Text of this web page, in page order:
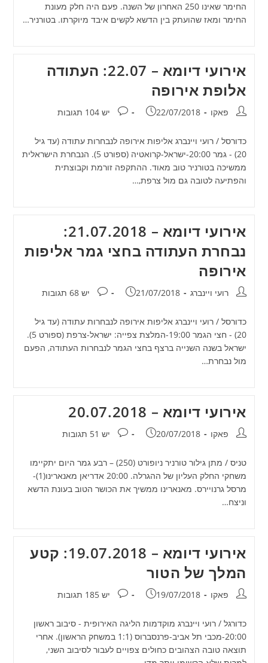
החימר שאינו 250 האחרון של השנה. פעם היה חלק מעונת
החימר ומאז שהועתק בין הדשא לקשים איבד מיוקרתו. בטורניר…
אירועי דיומא – 22.07: העתודה
אלופת אירופה
מחבר:פאקו פורסם:
22/07/2018 תגובות:
יש 104 תגובות
כדורסל / רועי ויינברג אליפות אירופה לנבחרות עתודה (עד גיל
20) - גמר 20:00-ישראל-קרואטיה (ספורט 5). הנבחרת הישראלית
ממשיכה בטורניר טוב מאוד. ההתקפה זורמת וקבוצתית
והפתיעה לטובה גם מול צרפת,…
אירועי דיומא – 21.07.2018:
נבחרת העתודה בחצי גמר אליפות
אירופה
מחבר:רועי ויינברג פורסם:
21/07/2018 תגובות:
יש 68 תגובות
כדורסל / רועי ויינברג אליפות אירופה לנבחרות עתודה (עד גיל
20) - חצי הגמר 19:00-המלצת צפייה: ישראל-צרפת (ספורט 5).
ישראל בשנה השנייה ברצף בחצי הגמר לנבחרות העתודה, הפעם
מול נבחרת…
אירועי דיומא – 20.07.2018
מחבר:פאקו פורסם:
20/07/2018 תגובות:
יש 51 תגובות
טניס / מתן גילור טורניר ניופורט (250) – רבע גמר היום יתקיימו
משחקי החלק העליון של ההגרלה. 20:00 אדריאן מאנארינו(1)-
מרסל גרנויירס. מאנארינו ממשיך את הכושר הטוב בעונת הדשא
וניצח…
אירועי דיומא – 19.07.2018: קטע
המלך של הטור
מחבר:פאקו פורסם:
19/07/2018 תגובות:
יש 185 תגובות
כדורגל / רועי ויינברג מוקדמות הליגה האירופית - סיבוב ראשון
20:00-מכבי תל אביב-פרנסברוס (1:1 במשחק הראשון). אחרי
תוצאה טובה הצהובים כחולים צפויים לעבור לסיבוב השני,